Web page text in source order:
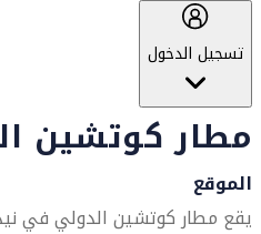
تسجيل الدخول
مطار كوتشين
الموقع